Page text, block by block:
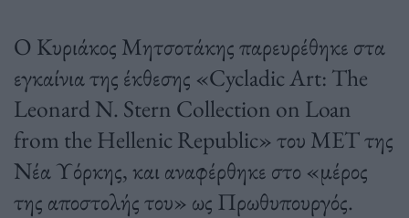
Ο Κυριάκος Μητσοτάκης παρευρέθηκε στα
εγκαίνια της έκθεσης «Cycladic Art: The
Leonard N. Stern Collection on Loan
from the Hellenic Republic» του ΜΕΤ της
Νέα Υόρκης, και αναφέρθηκε στο «μέρος
της αποστολής του» ως Πρωθυπουργός.